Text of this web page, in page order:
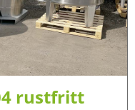
rustfritt